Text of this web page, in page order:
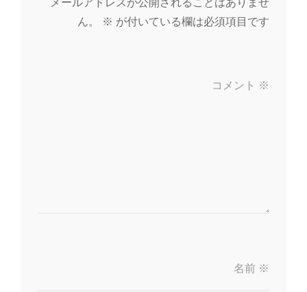
ん。
※ が付いている欄は必須項目です
コメント ※
名前 ※